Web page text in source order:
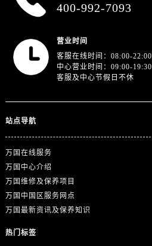
400-992-7093
营业时间
客服在线时间：08:00-22:00
中心营业时间：09:00-19:30
客服及中心节假日不休
站点导航
万国在线服务
万国中心介绍
万国维修及保养项目
万国中国区服务网点
万国最新资讯及保养知识
热门标签